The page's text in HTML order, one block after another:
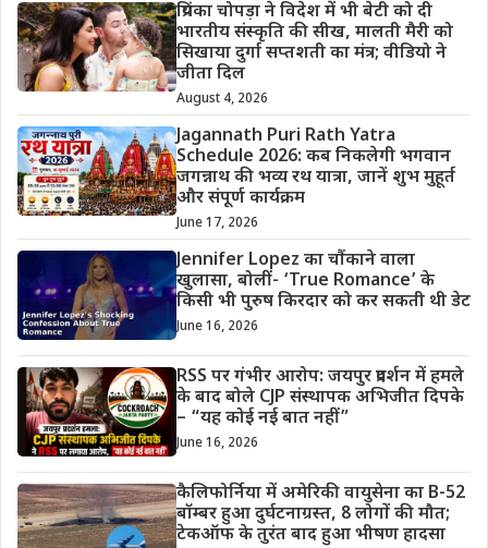
प्रियंका चोपड़ा ने विदेश में भी बेटी को दी
भारतीय संस्कृति की सीख, मालती मैरी को
सिखाया दुर्गा सप्तशती का मंत्र; वीडियो ने
जीता दिल
August 4, 2026
Jagannath Puri Rath Yatra
Schedule 2026: कब निकलेगी भगवान
जगन्नाथ की भव्य रथ यात्रा, जानें शुभ मुहूर्त
और संपूर्ण कार्यक्रम
June 17, 2026
Jennifer Lopez का चौंकाने वाला
खुलासा, बोलीं- ‘True Romance’ के
किसी भी पुरुष किरदार को कर सकती थी डेट
June 16, 2026
RSS पर गंभीर आरोप: जयपुर प्रदर्शन में हमले
के बाद बोले CJP संस्थापक अभिजीत दिपके
– “यह कोई नई बात नहीं”
June 16, 2026
कैलिफोर्निया में अमेरिकी वायुसेना का B-52
बॉम्बर हुआ दुर्घटनाग्रस्त, 8 लोगों की मौत;
टेकऑफ के तुरंत बाद हुआ भीषण हादसा